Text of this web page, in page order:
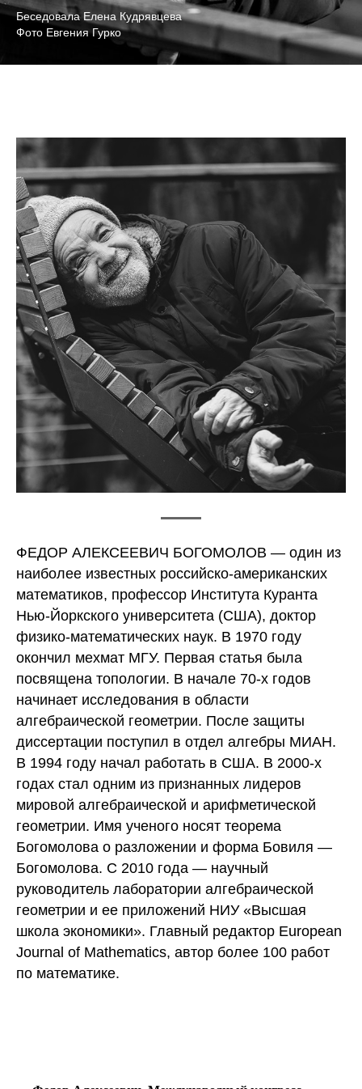
Беседовала Елена Кудрявцева
Фото Евгения Гурко
ФЕДОР АЛЕКСЕЕВИЧ БОГОМОЛОВ — один из
наиболее известных российско-американских
математиков, профессор Института Куранта
Нью-Йоркского университета (США), доктор
физико-математических наук. В 1970 году
окончил мехмат МГУ. Первая статья была
посвящена топологии. В начале 70-х годов
начинает исследования в области
алгебраической геометрии. После защиты
диссертации поступил в отдел алгебры МИАН.
В 1994 году начал работать в США. В 2000-х
годах стал одним из признанных лидеров
мировой алгебраической и арифметической
геометрии. Имя ученого носят теорема
Богомолова о разложении и форма Бовиля —
Богомолова. С 2010 года — научный
руководитель лаборатории алгебраической
геометрии и ее приложений НИУ «Высшая
школа экономики». Главный редактор European
Journal of Mathematics, автор более 100 работ
по математике.